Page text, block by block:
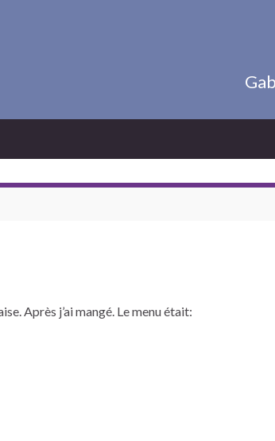
Après j’ai mangé. Le menu était: